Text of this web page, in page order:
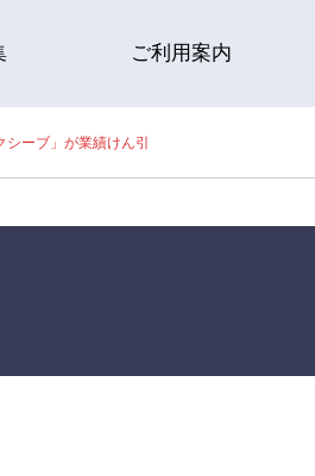
ご利用案内
ーブ」が業績けん引